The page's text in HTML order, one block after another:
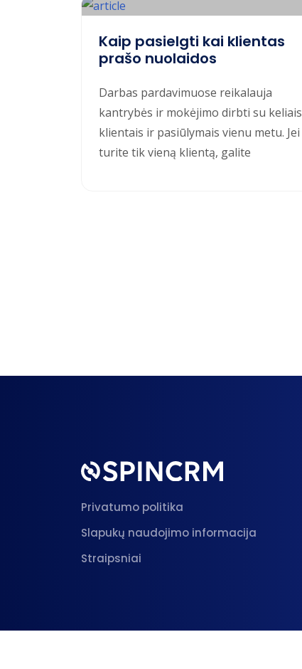
Kaip pasielgti kai klientas
prašo nuolaidos
Darbas pardavimuose reikalauja
kantrybės ir mokėjimo dirbti su keliais
klientais ir pasiūlymais vienu metu. Jei
turite tik vieną klientą, galite
Privatumo politika
Slapukų naudojimo informacija
Straipsniai